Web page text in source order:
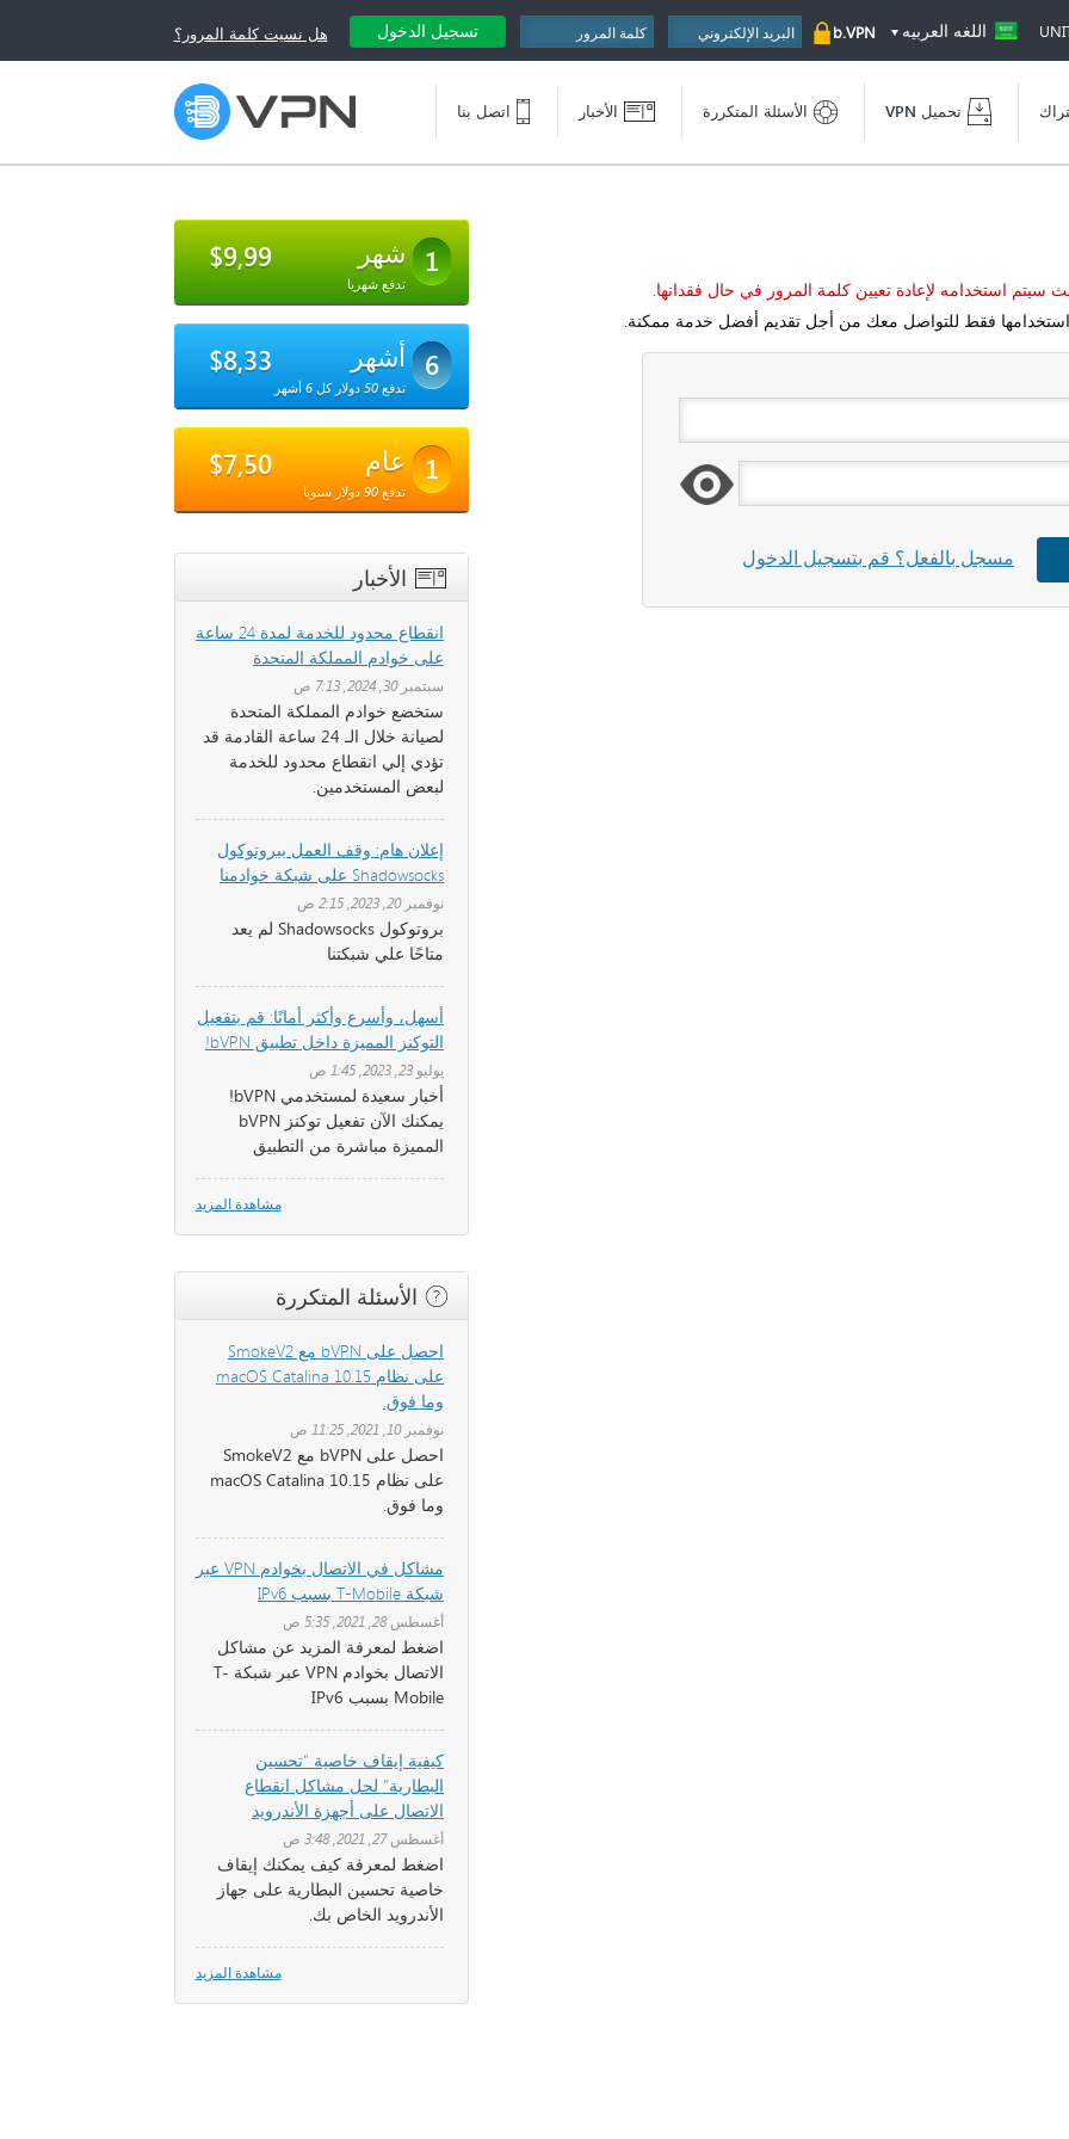
اللغه العربيه b.VPN تسجيل الدخول هل نسيت كلمة المرور؟
تحميل VPN الأسئلة المتكررة الأخبار اتصل بنا
1 شهر $9,99
تدفع شهريا
6 أشهر $8,33
تدفع 50 دولار كل 6 أشهر
1 عام $7,50
تدفع 90 دولار سنويا
الأخبار
انقطاع محدود للخدمة لمدة 24 ساعة
على خوادم المملكة المتحدة
سبتمبر 30, 2024, 7:13 ص
ستخضع خوادم المملكة المتحدة
لصيانة خلال الـ 24 ساعة القادمة قد
تؤدي إلي انقطاع محدود للخدمة
لبعض المستخدمين.
إعلان هام: وقف العمل ببروتوكول
Shadowsocks على شبكة خوادمنا
نوفمبر 20, 2023, 2:15 ص
بروتوكول Shadowsocks لم يعد
متاحًا علي شبكتنا
أسهل، وأسرع وأكثر أمانًا: قم بتفعيل
التوكنز المميزة داخل تطبيق bVPN!
يوليو 23, 2023, 1:45 ص
أخبار سعيدة لمستخدمي bVPN!
يمكنك الآن تفعيل توكنز bVPN
المميزة مباشرة من التطبيق
مشاهدة المزيد
الأسئلة المتكررة
احصل على bVPN مع SmokeV2
على نظام macOS Catalina 10.15
وما فوق.
نوفمبر 10, 2021, 11:25 ص
احصل على bVPN مع SmokeV2
على نظام macOS Catalina 10.15
وما فوق.
مشاكل في الاتصال بخوادم VPN عبر
شبكة T-Mobile بسبب IPv6
أغسطس 28, 2021, 5:35 ص
اضغط لمعرفة المزيد عن مشاكل
الاتصال بخوادم VPN عبر شبكة T-
Mobile بسبب IPv6
كيفية إيقاف خاصية "تحسين
البطارية" لحل مشاكل انقطاع
الاتصال على أجهزة الأندرويد
أغسطس 27, 2021, 3:48 ص
اضغط لمعرفة كيف يمكنك إيقاف
خاصية تحسين البطارية على جهاز
الأندرويد الخاص بك.
مشاهدة المزيد
سيتم استخدامه لإعادة تعيين كلمة المرور في حال فقدانها.
استخدامها فقط للتواصل معك من أجل تقديم أفضل خدمة ممكنة.
مسجل بالفعل؟ قم بتسجيل الدخول